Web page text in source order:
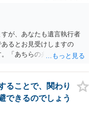
が、あなたも遺言執行者
るとお見受けしますの
「あちらの弁護士」（元
ることで、関わり
できるのでしょう